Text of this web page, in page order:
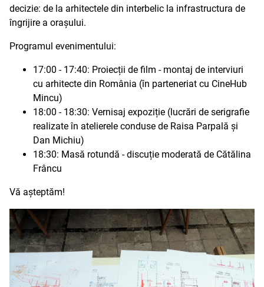
decizie: de la arhitectele din interbelic la infrastructura de
îngrijire a orașului.
Programul evenimentului:
17:00 - 17:40: Proiecții de film - montaj de interviuri
cu arhitecte din România (în parteneriat cu CineHub
Mincu)
18:00 - 18:30: Vernisaj expoziție (lucrări de serigrafie
realizate în atelierele conduse de Raisa Parpală și
Dan Michiu)
18:30: Masă rotundă - discuție moderată de Cătălina
Frâncu
Vă așteptăm!